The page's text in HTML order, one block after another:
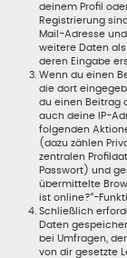
deinem Profil
Registrierung
Mail-Adresse
weitere Daten
deren Eingabe
Wenn du einen
die dort
du einen Beitrag
auch deine IP-
folgenden
(dazu zählen
zentralen
Passwort) und
übermittelte
ist online?“-
Schließlich
Daten
bei Umfragen,
von dir gesetzte